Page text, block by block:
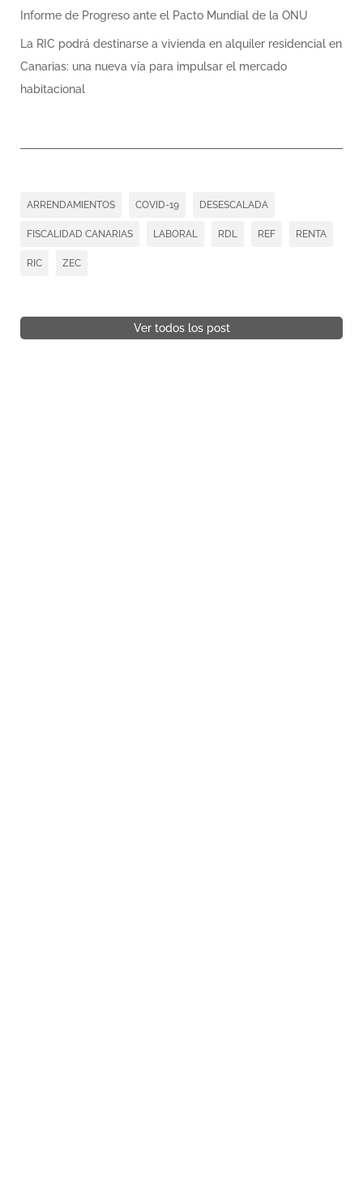
Informe de Progreso ante el Pacto Mundial de la ONU
La RIC podrá destinarse a vivienda en alquiler residencial en
Canarias: una nueva vía para impulsar el mercado
habitacional
ARRENDAMIENTOS COVID-19 DESESCALADA
FISCALIDAD CANARIAS LABORAL RDL REF RENTA
RIC ZEC
Ver todos los post